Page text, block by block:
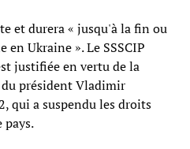
et durera « jusqu'à la fin ou
Ukraine ». Le SSSCIP
justifiée en vertu de la
président Vladimir
qui a suspendu les droits
pays.